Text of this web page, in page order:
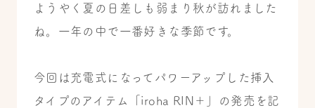
ようやく夏の日差しも弱まり秋が訪れました
ね。一年の中で一番好きな季節です。
今回は充電式になってパワーアップした挿入
タイプのアイテム「iroha RIN＋」の発売を記